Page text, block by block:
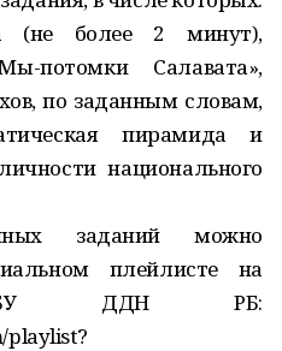
(не более 2 минут),
потомки Салавата»,
по заданным словам,
пирамида и
национального
заданий можно
плейлисте на
ГБУ ДДН РБ:
playlist?